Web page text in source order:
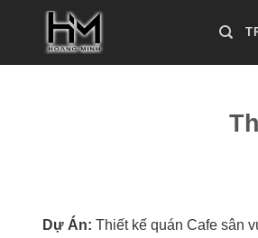
Dự Án: Thiết kế quán Cafe sân